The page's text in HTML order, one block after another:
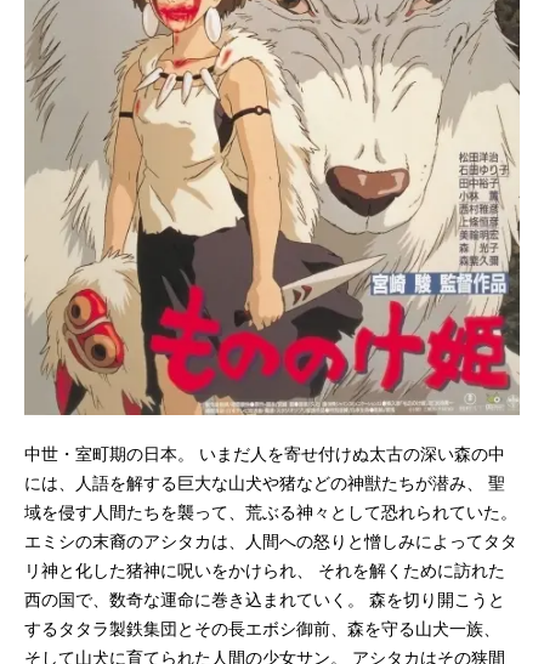
中世・室町期の日本。 いまだ人を寄せ付けぬ太古の深い森の中
には、人語を解する巨大な山犬や猪などの神獣たちが潜み、 聖
域を侵す人間たちを襲って、荒ぶる神々として恐れられていた。
エミシの末裔のアシタカは、人間への怒りと憎しみによってタタ
リ神と化した猪神に呪いをかけられ、 それを解くために訪れた
西の国で、数奇な運命に巻き込まれていく。 森を切り開こうと
するタタラ製鉄集団とその長エボシ御前、森を守る山犬一族、
そして山犬に育てられた人間の少女サン。 アシタカはその狭間